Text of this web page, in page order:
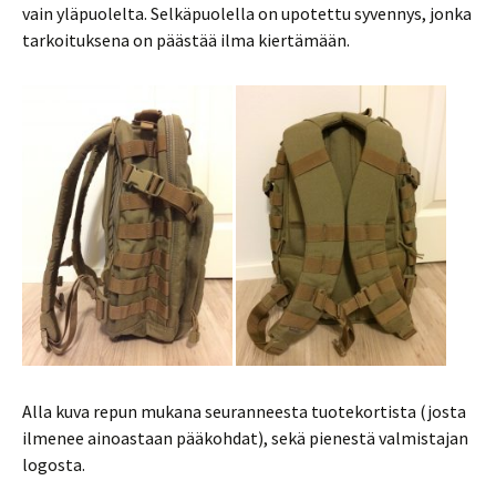
vain yläpuolelta. Selkäpuolella on upotettu syvennys, jonka
tarkoituksena on päästää ilma kiertämään.
Alla kuva repun mukana seuranneesta tuotekortista (josta
ilmenee ainoastaan pääkohdat), sekä pienestä valmistajan
logosta.